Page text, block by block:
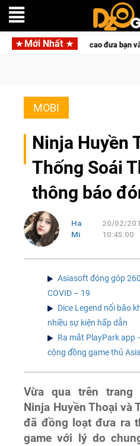
Mới Nhất
độ đỉnh cao đưa bạn vào các chiến
MOBI
Ninja Huyền
Thống Soái
thông báo
Ha
Mi
20/02/
10:45:00
Asiasoft đóng góp
COVID – 19
Dice Legend nổi bão
nhiều sự kiện hấp dẫn
Ra mắt PlayPark app
cộng đồng game thủ
Vừa qua trên trang
Ninja Huyền Thoại và
đã đồng loạt đưa ra
game với lý do